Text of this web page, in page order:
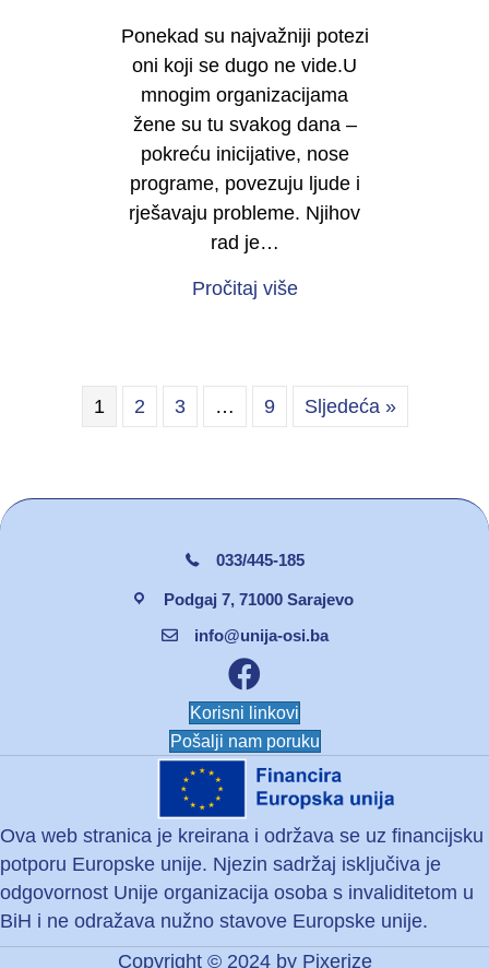
Ponekad su najvažniji potezi
oni koji se dugo ne vide.U
mnogim organizacijama
žene su tu svakog dana –
pokreću inicijative, nose
programe, povezuju ljude i
rješavaju probleme. Njihov
rad je…
Pročitaj višeabout Počinje
1 2 3 … 9 Sljedeća »
033/445-185
Podgaj 7, 71000 Sarajevo
info@unija-osi.ba
Facebook unija osi
Korisni linkovi
Pošalji nam poruku
Ova web stranica je kreirana i održava se uz financijsku
potporu Europske unije. Njezin sadržaj isključiva je
odgovornost Unije organizacija osoba s invaliditetom u
BiH i ne odražava nužno stavove Europske unije.
Copyright © 2024 by Pixerize